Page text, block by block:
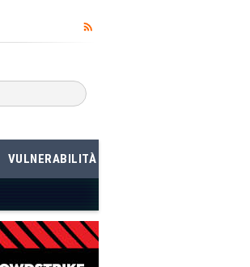
VULNERABILITÀ